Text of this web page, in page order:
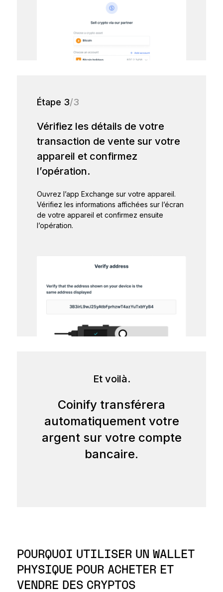
Étape 3/3
Vérifiez les détails de votre
transaction de vente sur votre
appareil et confirmez
l’opération.
Ouvrez l’app Exchange sur votre appareil.
Vérifiez les informations affichées sur l’écran
de votre appareil et confirmez ensuite
l’opération.
Et voilà.
Coinify transférera
automatiquement votre
argent sur votre compte
bancaire.
POURQUOI UTILISER UN WALLET
PHYSIQUE POUR ACHETER ET
VENDRE DES CRYPTOS